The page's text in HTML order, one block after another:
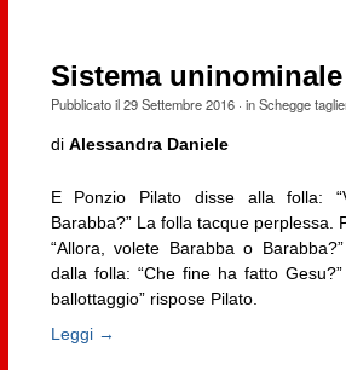
Sistema uninominale
Pubblicato il29 Settembre 2016· inSchegge
di Alessandra Daniele
E Ponzio Pilato disse alla folla:
Barabba?” La folla tacque perplessa.
“Allora, volete Barabba o
dalla folla: “Che fine ha fatto
ballottaggio” rispose Pilato.
Leggi →